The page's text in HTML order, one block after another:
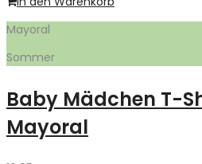
Mayoral
Sommer
Baby Mädchen T-
Mayoral